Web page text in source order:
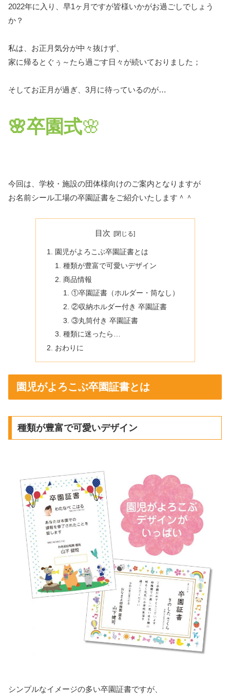
2022年に入り、早1ヶ月ですが皆様いかがお過ごしでしょう
か？
私は、お正月気分が中々抜けず、
家に帰るとぐぅ～たら過ごす日々が続いておりました；
そしてお正月が過ぎ、3月に待っているのが…
🌸卒園式🌸
今回は、学校・施設の団体様向けのご案内となりますが
お名前シール工場の卒園証書をご紹介いたします＾＾
目次
園児がよろこぶ卒園証書とは
種類が豊富で可愛いデザイン
商品情報
①卒園証書（ホルダー・筒なし）
②収納ホルダー付き 卒園証書
③丸筒付き 卒園証書
種類に迷ったら…
おわりに
園児がよろこぶ卒園証書とは
種類が豊富で可愛いデザイン
シンプルなイメージの多い卒園証書ですが、